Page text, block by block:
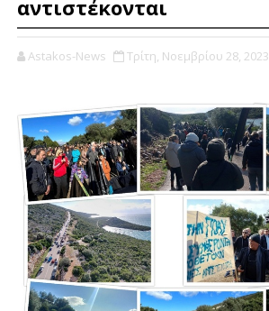
αντιστέκονται
Astakos-News Τρίτη, Νοεμβρίου 28, 2023